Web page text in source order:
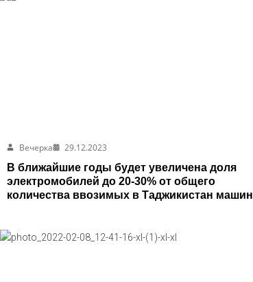
Вечерка
29.12.2023
В ближайшие годы будет увеличена доля
электромобилей до 20-30% от общего
количества ввозимых в Таджикистан машин